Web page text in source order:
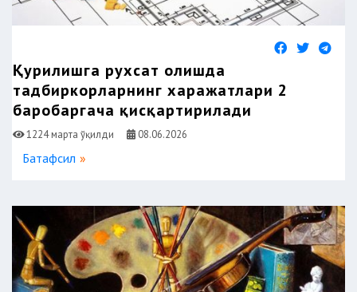
Қурилишга рухсат олишда
тадбиркорларнинг харажатлари 2
баробаргача қисқартирилади
1224 марта ўқилди 08.06.2026
Батафсил